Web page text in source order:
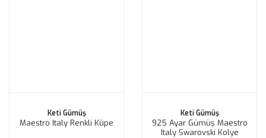
Keti Gümüş
Maestro Italy Renkli Küpe
Keti Gümüş
925 Ayar Gümüş Maestro
Italy Swarovski Kolye